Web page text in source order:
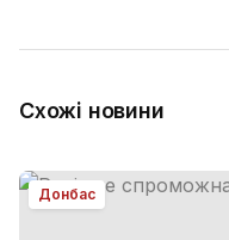
Схожі новини
Донбас